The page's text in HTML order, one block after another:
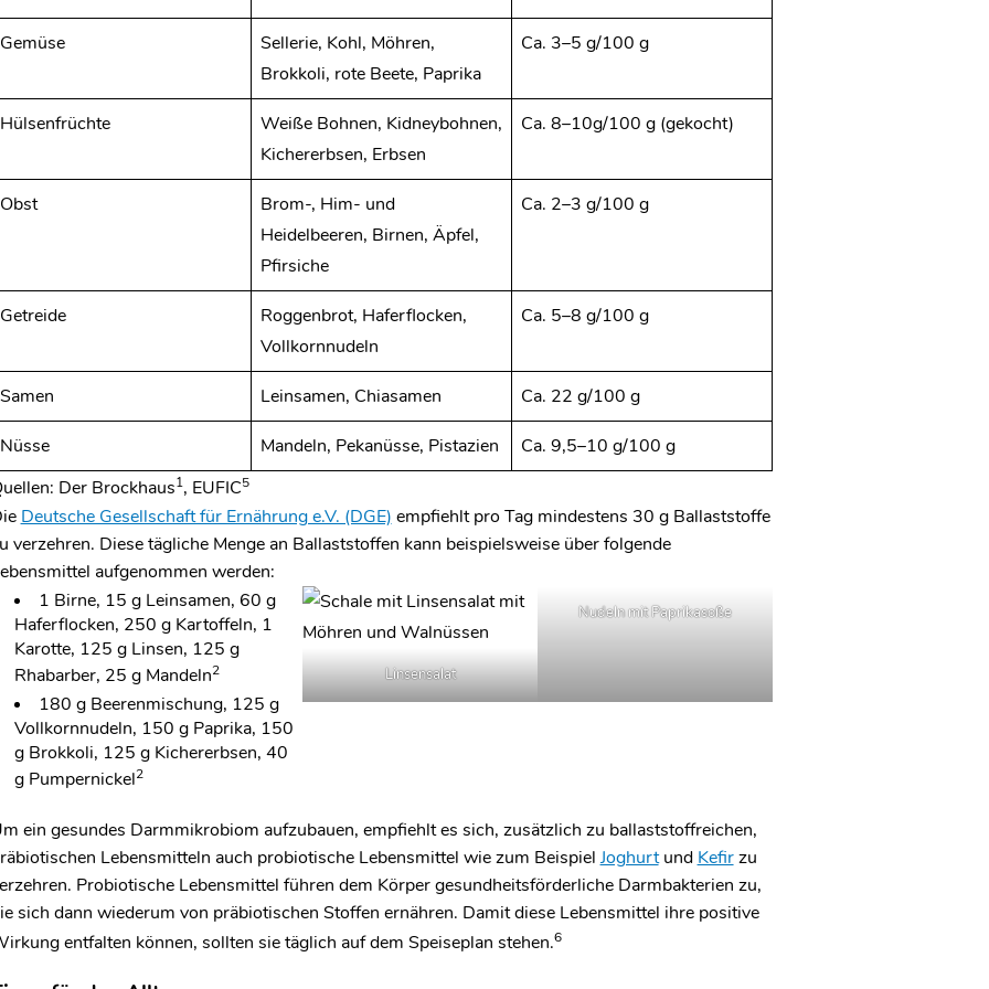
Gemüse
Sellerie, Kohl, Möhren,
Brokkoli, rote Beete, Paprika
Ca. 3–5 g/100 g
Hülsenfrüchte
Weiße Bohnen, Kidneybohnen,
Kichererbsen, Erbsen
Ca. 8–10g/100 g (gekocht)
Obst
Brom-, Him- und
Heidelbeeren, Birnen, Äpfel,
Pfirsiche
Ca. 2–3 g/100 g
Getreide
Roggenbrot, Haferflocken,
Vollkornnudeln
Ca. 5–8 g/100 g
Samen Leinsamen, Chiasamen Ca. 22 g/100 g
Nüsse Mandeln, Pekanüsse, Pistazien
Ca. 9,5–10 g/100 g
Der Brockhaus1, EUFIC5
Deutsche Gesellschaft für Ernährung e.V. (DGE) empfiehlt pro Tag mindestens 30 g Ballaststoffe
verzehren. Diese tägliche Menge an Ballaststoffen kann beispielsweise über folgende
aufgenommen werden:
1 Birne, 15 g Leinsamen, 60 g
Haferflocken, 250 g Kartoffeln, 1
Karotte, 125 g Linsen, 125 g
Rhabarber, 25 g Mandeln2
180 g Beerenmischung, 125 g
Vollkornnudeln, 150 g Paprika, 150
g Brokkoli, 125 g Kichererbsen, 40
g Pumpernickel2
Linsensalat
Nudeln mit Paprikasoße
ein gesundes Darmmikrobiom aufzubauen, empfiehlt es sich, zusätzlich zu ballaststoffreichen,
Lebensmitteln auch probiotische Lebensmittel wie zum Beispiel Joghurtund Kefirzu
Probiotische Lebensmittel führen dem Körper gesundheitsförderliche Darmbakterien zu,
sich dann wiederum von präbiotischen Stoffen ernähren. Damit diese Lebensmittel ihre positive
entfalten können, sollten sie täglich auf dem Speiseplan stehen.6